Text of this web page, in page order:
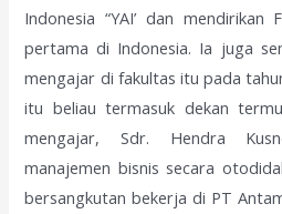
Indonesia “YAI’ dan mendirikan
pertama di Indonesia. Ia juga
mengajar di fakultas itu pada
itu beliau termasuk dekan
mengajar, Sdr. Hendra
manajemen bisnis secara
bersangkutan bekerja di PT